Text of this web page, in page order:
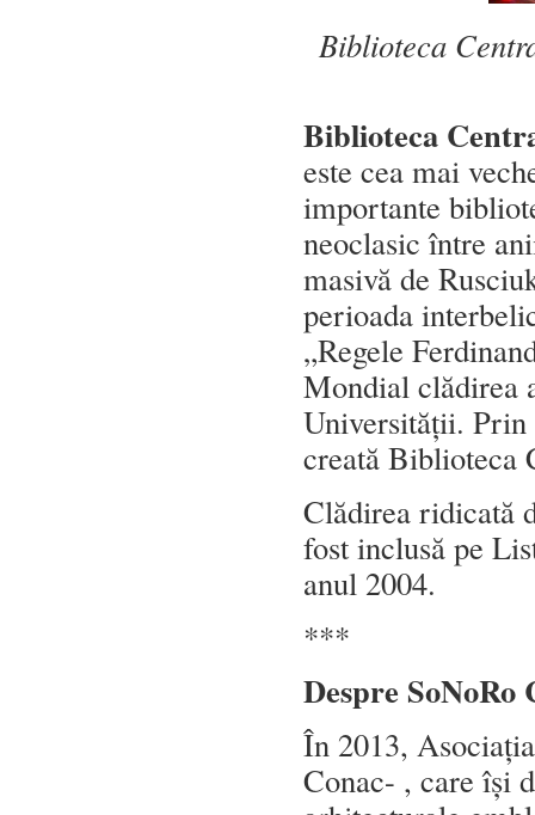
Biblioteca
Biblioteca
este cea mai
importante
neoclasic între
masivă de
perioada
„Regele
Mondial clădirea
Universității.
creată Biblioteca
Clădirea ridicată
fost inclusă pe
anul 2004.
***
Despre SoNoRo
În 2013,
Conac- , care își